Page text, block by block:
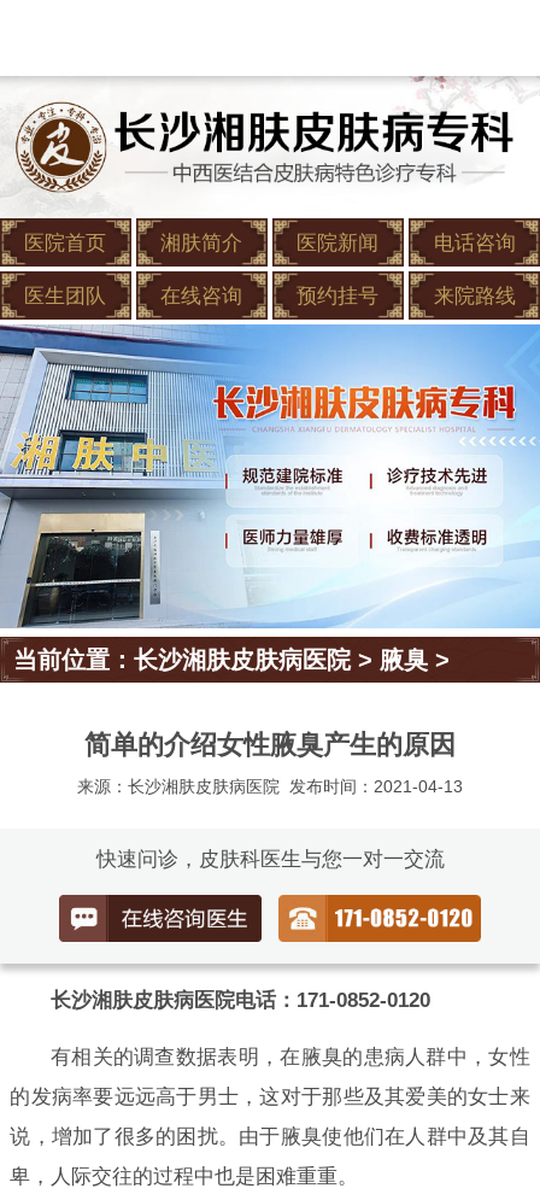
医院首页 湘肤简介 医院新闻 电话咨询
医生团队 在线咨询 预约挂号 来院路线
当前位置：长沙湘肤皮肤病医院> 腋臭 >
简单的介绍女性腋臭产生的原因
来源：长沙湘肤皮肤病医院 发布时间：2021-04-13
快速问诊，皮肤科医生与您一对一交流
长沙湘肤皮肤病医院电话：171-0852-0120
有相关的调查数据表明，在腋臭的患病人群中，女性
的发病率要远远高于男士，这对于那些及其爱美的女士来
说，增加了很多的困扰。由于腋臭使他们在人群中及其自
卑，人际交往的过程中也是困难重重。